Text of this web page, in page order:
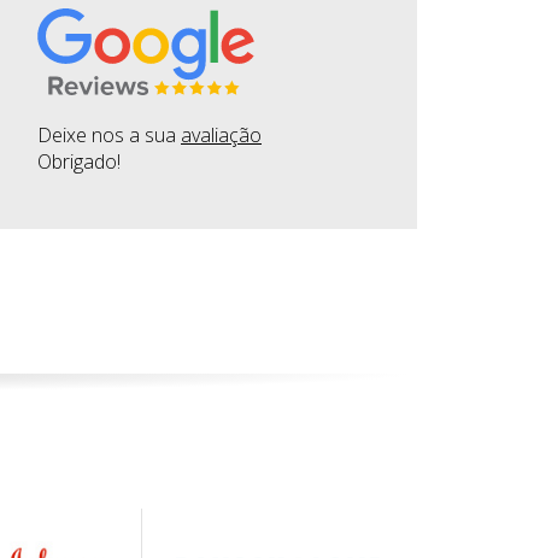
Deixe nos a sua avaliação
Obrigado!